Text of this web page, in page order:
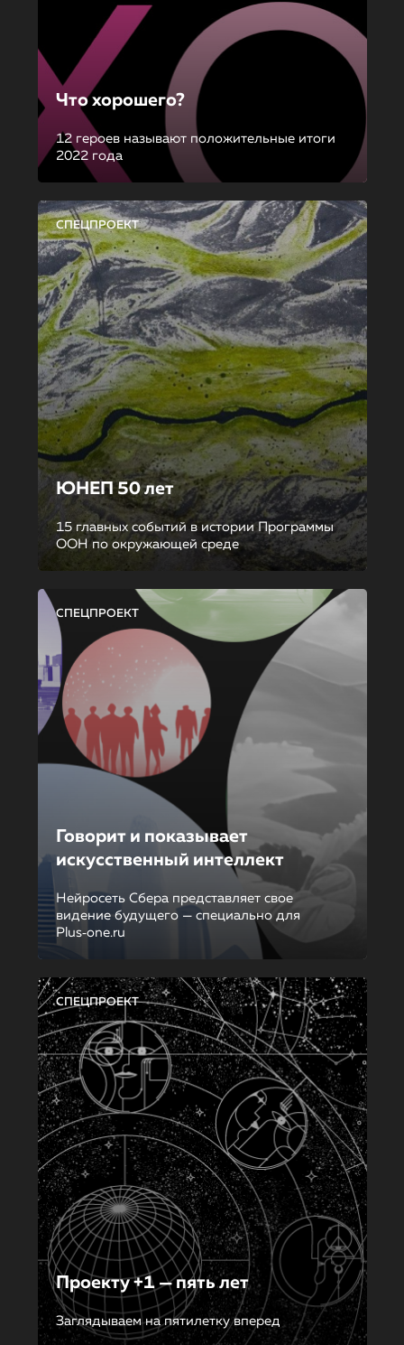
Что хорошего?
12 героев называют положительные итоги
2022 года
СПЕЦПРОЕКТ
ЮНЕП 50 лет
15 главных событий в истории Программы
ООН по окружающей среде
СПЕЦПРОЕКТ
Говорит и показывает
искусственный интеллект
Нейросеть Сбера представляет свое
видение будущего — специально для
Plus‑one.ru
СПЕЦПРОЕКТ
Проекту +1 — пять лет
Заглядываем на пятилетку вперед